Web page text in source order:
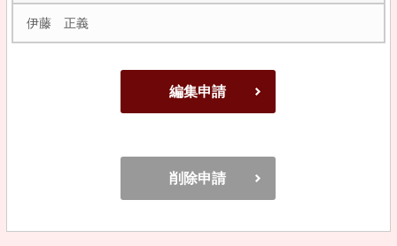
伊藤 正義
編集申請
削除申請